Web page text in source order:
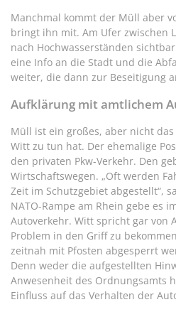
Manchmal kommt der Müll aber
bringt ihn mit. Am Ufer zwischen
nach Hochwasserständen
eine Info an die Stadt und die
weiter, die dann zur Beseitigung
Aufklärung mit amtlichem
Müll ist ein großes, aber nicht
Witt zu tun hat. Der ehemalige
den privaten Pkw-Verkehr. Den
Wirtschaftswegen. „Oft werden
Zeit im Schutzgebiet abgestellt“,
NATO-Rampe am Rhein gebe es
Autoverkehr. Witt spricht gar von
Problem in den Griff zu
zeitnah mit Pfosten abgesperrt
Denn weder die aufgestellten
Anwesenheit des Ordnungsamts
Einfluss auf das Verhalten der